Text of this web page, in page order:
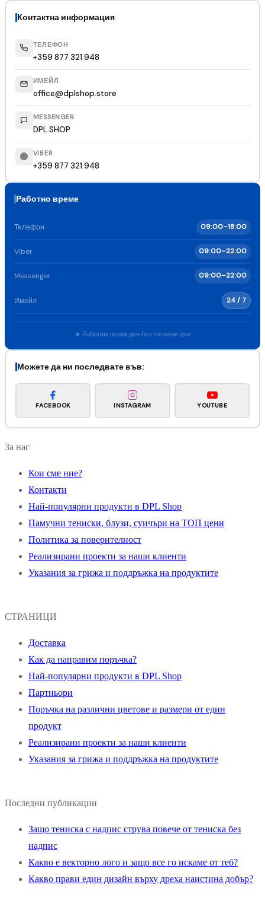
Контактна информация
ТЕЛЕФОН
+359 877 321 948
ИМЕЙЛ
office@dplshop.store
MESSENGER
DPL SHOP
VIBER
+359 877 321 948
Работно време
Телефон 09:00–18:00
Viber 09:00–22:00
Messenger 09:00–22:00
Имейл 24 / 7
★ Работим всеки ден без почивни дни
Можете да ни последвате във:
FACEBOOK INSTAGRAM YOUTUBE
За нас
Кои сме ние?
Контакти
Най-популярни продукти в DPL Shop
Памучни тениски, блузи, суичъри на ТОП цени
Политика за поверителност
Реализирани проекти за наши клиенти
Указания за грижа и поддръжка на продуктите
СТРАНИЦИ
Доставка
Как да направим поръчка?
Най-популярни продукти в DPL Shop
Партньори
Поръчка на различни цветове и размери от един
продукт
Реализирани проекти за наши клиенти
Указания за грижа и поддръжка на продуктите
Последни публикации
Защо тениска с надпис струва повече от тениска без
надпис
Какво е векторно лого и защо все го искаме от теб?
Какво прави един дизайн върху дреха наистина добър?